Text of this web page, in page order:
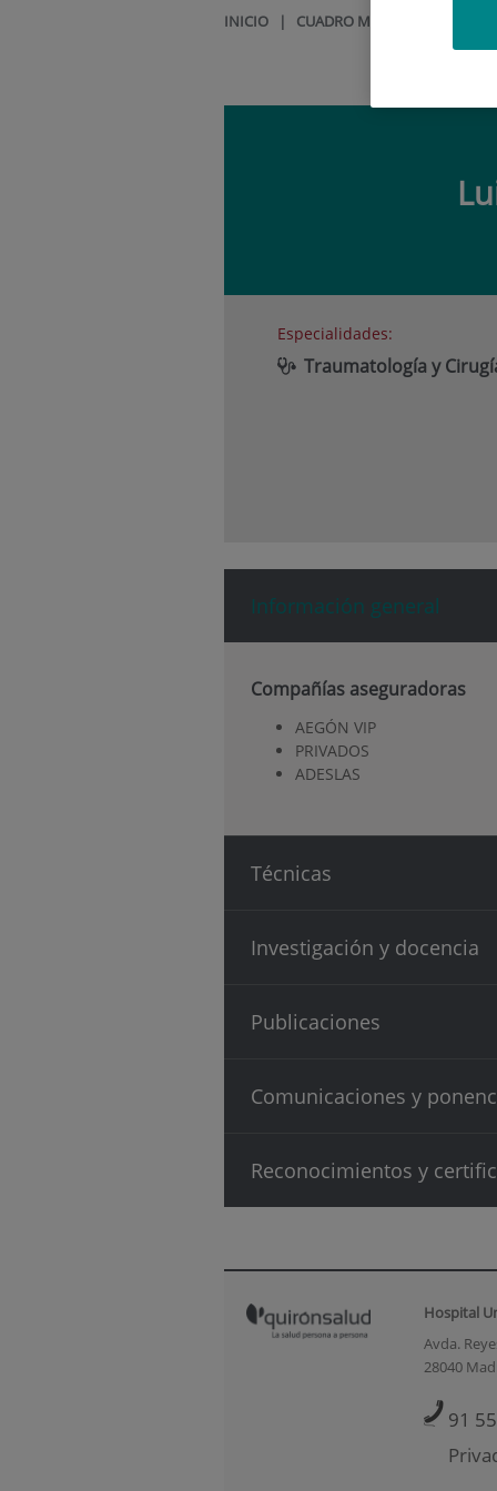
INICIO | CUADRO MÉDICO LUIS
Especialidades:
Traumatología y
Información general
Compañías aseguradoras
AEGÓN VIP
PRIVADOS
ADESLAS
Técnicas
Investigación y docencia
Publicaciones
Comunicaciones y
Reconocimientos y
Hospital
Avda.
28040
91